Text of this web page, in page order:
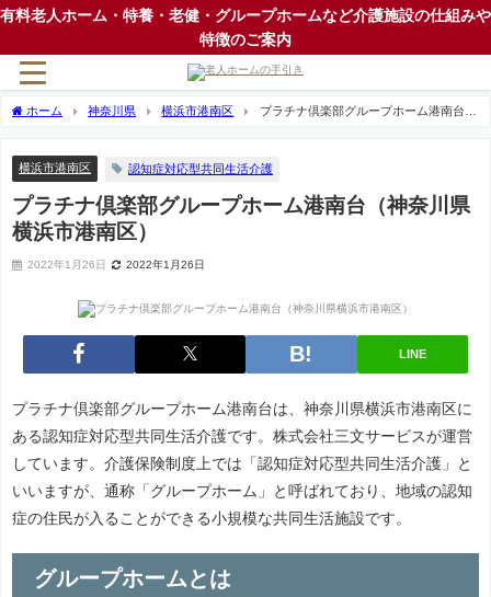
有料老人ホーム・特養・老健・グループホームなど介護施設の仕組みや
特徴のご案内
ホーム 神奈川県 横浜市港南区
プラチナ倶楽部グループホーム港南台
横浜市港南区 認知症対応型共同生活介護
プラチナ倶楽部グループホーム港南台（神奈川県
横浜市港南区）
2022年1月26日 2022年1月26日
LINE
プラチナ倶楽部グループホーム港南台は、神奈川県横浜市港南区に
ある認知症対応型共同生活介護です。株式会社三文サービスが運営
しています。介護保険制度上では「認知症対応型共同生活介護」と
いいますが、通称「グループホーム」と呼ばれており、地域の認知
症の住民が入ることができる小規模な共同生活施設です。
グループホームとは